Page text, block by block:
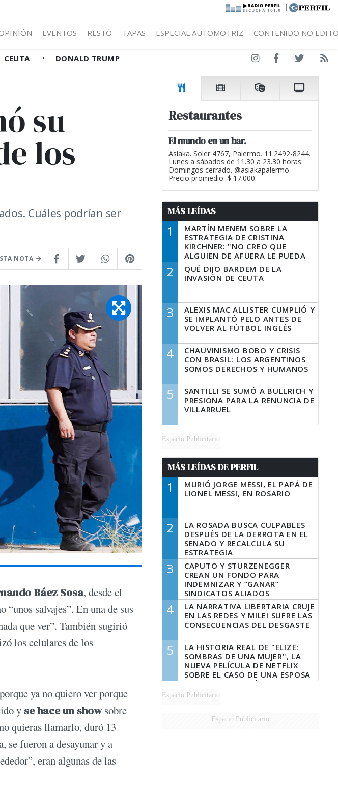
|
EVENTOS RESTÓ TAPAS ESPECIAL AUTOMOTRIZ CONTENIDO NO
CEUTA DONALD TRUMP
su
los
Cuáles podrían ser
NOTA
Báez Sosa, desde el
salvajes”. En una de sus
que ver”. También sugirió
los celulares de los
ya no quiero ver porque
y se hace un showsobre
quieras llamarlo, duró 13
se fueron a desayunar y a
eran algunas de las
Restaurantes
El mundo en un bar.
Asiaka. Soler 4767, Palermo. 11.2492-8244.
Lunes a sábados de 11.30 a 23.30 horas.
Domingos cerrado. @asiakapalermo.
Precio promedio: $ 17.000.
MÁS LEÍDAS
1
MARTÍN MENEM SOBRE LA
ESTRATEGIA DE CRISTINA
KIRCHNER: "NO CREO QUE
ALGUIEN DE AFUERA LE PUEDA
DECIR A LA JUSTICIA LO QUE
TIENE QUE HACER"
2
QUÉ DIJO BARDEM DE LA
INVASIÓN DE CEUTA
3
ALEXIS MAC ALLISTER CUMPLIÓ Y
SE IMPLANTÓ PELO ANTES DE
VOLVER AL FÚTBOL INGLÉS
4
CHAUVINISMO BOBO Y CRISIS
CON BRASIL: LOS ARGENTINOS
SOMOS DERECHOS Y HUMANOS
5
SANTILLI SE SUMÓ A BULLRICH Y
PRESIONA PARA LA RENUNCIA DE
VILLARRUEL
Espacio Publicitario
MÁS LEÍDAS DE PERFIL
1
MURIÓ JORGE MESSI, EL PAPÁ DE
LIONEL MESSI, EN ROSARIO
2
LA ROSADA BUSCA CULPABLES
DESPUÉS DE LA DERROTA EN EL
SENADO Y RECALCULA SU
ESTRATEGIA
3
CAPUTO Y STURZENEGGER
CREAN UN FONDO PARA
INDEMNIZAR Y “GANAR”
SINDICATOS ALIADOS
4
LA NARRATIVA LIBERTARIA CRUJE
EN LAS REDES Y MILEI SUFRE LAS
CONSECUENCIAS DEL DESGASTE
5
LA HISTORIA REAL DE "ELIZE:
SOMBRAS DE UNA MUJER", LA
NUEVA PELÍCULA DE NETFLIX
SOBRE EL CASO DE UNA ESPOSA
QUE DESCUARTIZÓ A SU
MARIDO
Espacio Publicitario
Espacio Publicitario